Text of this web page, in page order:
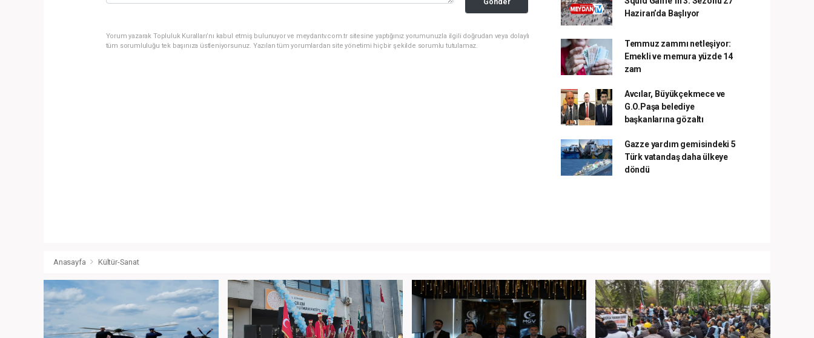
Yorum yazarak Topluluk Kuralları’nı kabul etmiş bulunuyor ve meydantv.com.tr sitesine yaptığınız yorumunuzla ilgili doğrudan veya dolaylı
tüm sorumluluğu tek başınıza üstleniyorsunuz. Yazılan tüm yorumlardan site yönetimi hiçbir şekilde sorumlu tutulamaz.
Haziran’da Başlıyor
Temmuz zammı netleşiyor:
Emekli ve memura yüzde 14
zam
Avcılar, Büyükçekmece ve
G.O.Paşa belediye
başkanlarına gözaltı
Gazze yardım gemisindeki 5
Türk vatandaş daha ülkeye
döndü
Anasayfa Kültür-Sanat